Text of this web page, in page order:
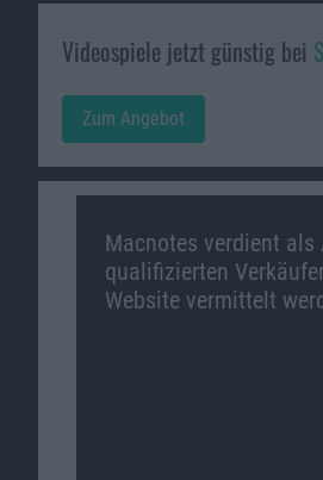
Videospiele jetzt günstig bei
Zum Angebot
Macnotes verdient als
qualifizierten
Website vermittelt